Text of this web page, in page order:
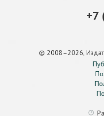
+7
© 2008–2026,